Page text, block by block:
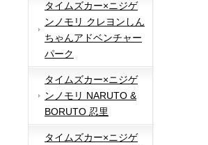
タイムズカー×ニジゲ
ンノモリ クレヨンしん
ちゃんアドベンチャー
パーク
タイムズカー×ニジゲ
ンノモリ NARUTO &
BORUTO 忍里
タイムズカー×ニジゲ